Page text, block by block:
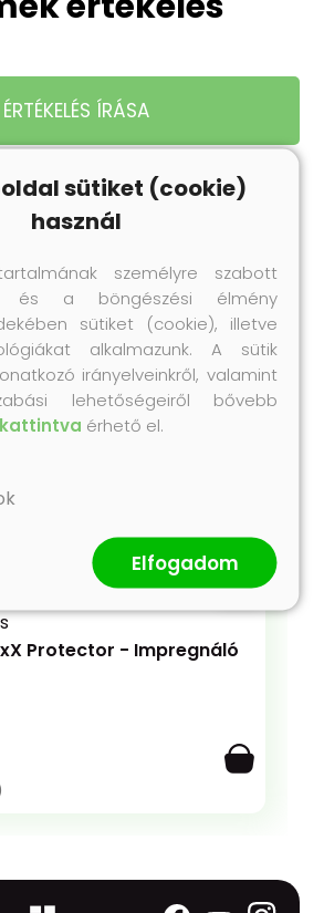
ÉRTÉKELÉS ÍRÁSA
termékeink
is korábbi vásárlóink kedvenc
termékeit!
Protector - Impregnáló
sütiket (cookie)
használ
személyre szabott
és a böngészési élmény
sütiket (cookie), illetve
alkalmazunk. A sütik
irányelveinkről, valamint
lehetőségeiről bővebb
érhető el.
Elfogadom